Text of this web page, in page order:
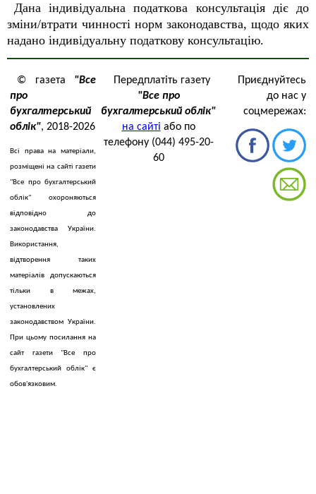
Дана індивідуальна податкова консультація діє до
зміни/втрати чинності норм законодавства, щодо яких
надано індивідуальну податкову консультацію.
© газета "Все
про
бухгалтерський
облік", 2018-2026
Всі права на матеріали,
розміщені на сайті газети
"Все про бухгалтерський
облік" охороняються
відповідно до
законодавства України.
Використання,
відтворення таких
матеріалів допускаються
тільки в межах,
установлених
законодавством України.
При цьому посилання на
сайт газети "Все про
бухгалтерський облік" є
обов'язковим.
Передплатіть газету
"Все про
бухгалтерський облік"
на сайті або по
телефону (044) 495-20-
60
Приєднуйтесь
до нас у
соцмережах: